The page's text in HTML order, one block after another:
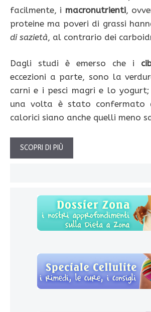
facilmente, i macronutrienti,
proteine ma poveri di grassi
di sazietà, al contrario dei
Dagli studi è emerso che i
eccezioni a parte, sono la
carni e i pesci magri e lo
una volta è stato confermato
calorici siano anche quelli meno
SCOPRI DI PIÙ